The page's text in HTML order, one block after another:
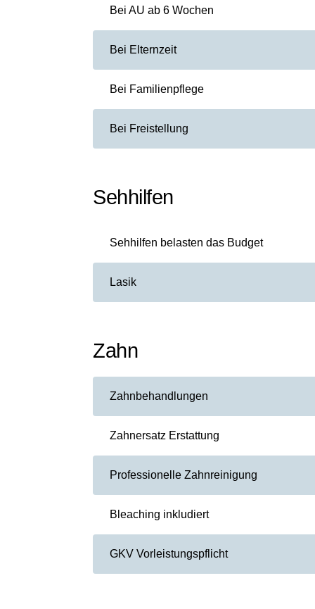
Bei AU ab 6 Wochen
Bei Elternzeit
Bei Familienpflege
Bei Freistellung
Sehhilfen
Sehhilfen belasten das Budget
Lasik
Zahn
Zahnbehandlungen
Zahnersatz Erstattung
Professionelle Zahnreinigung
Bleaching inkludiert
GKV Vorleistungspflicht